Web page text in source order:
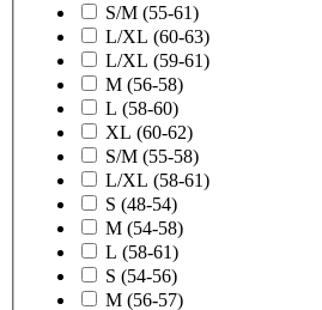
S/M (55-61)
L/XL (60-63)
L/XL (59-61)
M (56-58)
L (58-60)
XL (60-62)
S/M (55-58)
L/XL (58-61)
S (48-54)
M (54-58)
L (58-61)
S (54-56)
M (56-57)